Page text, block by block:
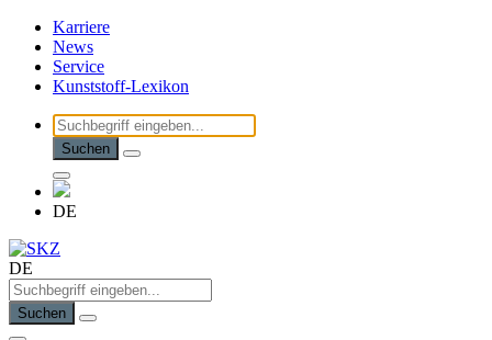
Karriere
News
Service
Kunststoff-Lexikon
Suchen
DE
DE
Suchen